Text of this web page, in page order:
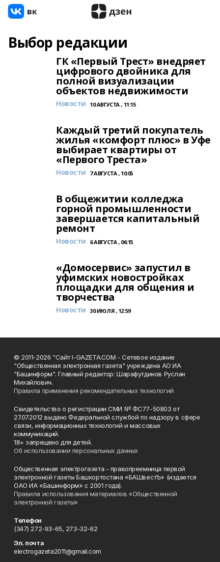
Выбор редакции
ГК «Первый Трест» внедряет
цифрового двойника для
полной визуализации
объектов недвижимости
Новости 10 АВГУСТА , 11:15
Каждый третий покупатель
жилья «комфорт плюс» в Уфе
выбирает квартиры от
«Первого Треста»
Новости 7 АВГУСТА , 10:05
В общежитии колледжа
горной промышленности
завершается капитальный
ремонт
Новости 6 АВГУСТА , 06:15
«Домосервис» запустил в
уфимских новостройках
площадки для общения и
творчества
Новости 30 ИЮЛЯ , 12:59
© 2011-2026 "Сайт I-GAZETA.COM - Сетевое издание
"Общественная электронная газета" учреждена АО ИА
"Башинформ". Главный редактор: Шарафутдинов Руслан
Михайлович.
Правила применения рекомендательных технологий
Свидетельство о регистрации СМИ № ФС77-50803 от
27.07.2012 выдано Федеральной службой по надзору в сфере
связи, информационных технологий и массовых
коммуникаций.
18+ запрещено для детей.
Об использовании персональных данных
Общественная электрогазета - правопреемница первой
электронной газеты Башкортостана «БАШвестЪ» (издается
ОАО ИА «Башинформ» с 2001 года).
Правила использования материалов «Общественной
электронной газеты»
Телефон
(347) 272-93-65, 273-32-62
Эл. почта
electrogazeta2011@gmail.com